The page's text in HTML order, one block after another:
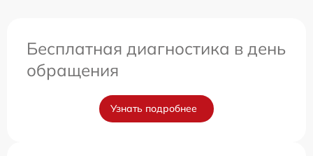
Бесплатная диагностика в день
обращения
Узнать подробнее